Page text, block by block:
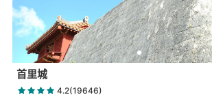
首里城
4.2(19646)